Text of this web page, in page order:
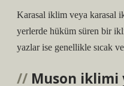
Karasal iklim veya karasal
yerlerde hüküm süren bir
yazlar ise genellikle sıcak
Muson iklimi